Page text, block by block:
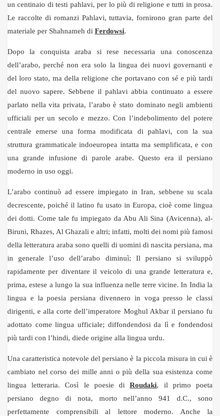
un centinaio di testi pahlavi, per lo più di religione e tutti in prosa.
Le raccolte di romanzi Pahlavi, tuttavia, fornirono gran parte del
materiale per Shahnameh di Ferdowsi.
Dopo la conquista araba si rese necessaria una conoscenza
dell’arabo, perché non era solo la lingua dei nuovi governanti e
del loro stato, ma della religione che portavano con sé e più tardi
del nuovo sapere. Sebbene il pahlavi abbia continuato a essere
parlato nella vita privata, l’arabo è stato dominato negli ambienti
ufficiali per un secolo e mezzo. Con l’indebolimento del potere
centrale emerse una forma modificata di pahlavi, con la sua
struttura grammaticale indoeuropea intatta ma semplificata, e con
una grande infusione di parole arabe. Questo era il persiano
moderno in uso oggi.
L’arabo continuò ad essere impiegato in Iran, sebbene su scala
decrescente, poiché il latino fu usato in Europa, cioè come lingua
dei dotti. Come tale fu impiegato da Abu Ali Sina (Avicenna), al-
Biruni, Rhazes, Al Ghazali e altri; infatti, molti dei nomi più famosi
della letteratura araba sono quelli di uomini di nascita persiana, ma
in generale l’uso dell’arabo diminuì; Il persiano si sviluppò
rapidamente per diventare il veicolo di una grande letteratura e,
prima, estese a lungo la sua influenza nelle terre vicine. In India la
lingua e la poesia persiana divennero in voga presso le classi
dirigenti, e alla corte dell’imperatore Moghul Akbar il persiano fu
adottato come lingua ufficiale; diffondendosi da lì e fondendosi
più tardi con l’hindi, diede origine alla lingua urdu.
Una caratteristica notevole del persiano è la piccola misura in cui è
cambiato nel corso dei mille anni o più della sua esistenza come
lingua letteraria. Così le poesie diRoudaki, il primo poeta
persiano degno di nota, morto nell’anno 941 d.C., sono
perfettamente comprensibili al lettore moderno. Anche la